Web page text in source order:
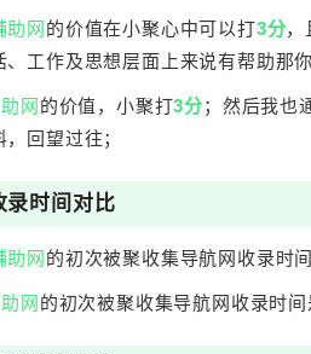
助网 的价值在小聚心中可以打3分，
、工作及思想层面上来说有帮助那
网 的价值，小聚打3分；然后我也
，回望过往；
录时间对比
助网 的初次被聚收集导航网收录时间
网 的初次被聚收集导航网收录时间